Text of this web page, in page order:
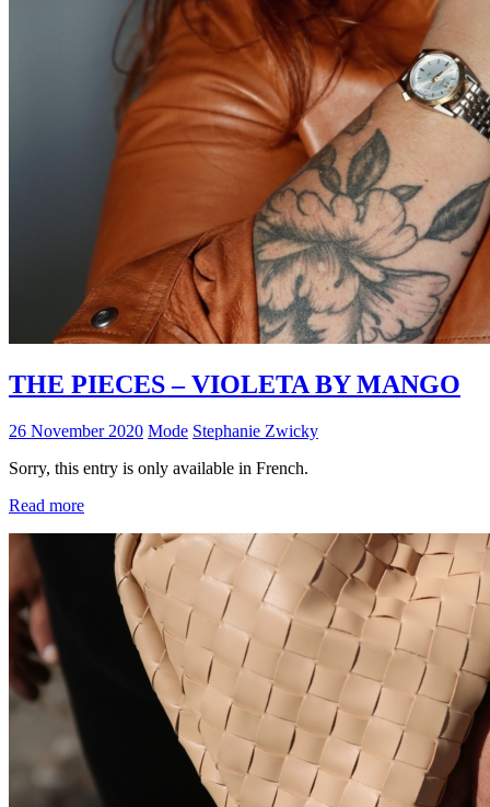
THE PIECES – VIOLETA BY MANGO
26 November 2020 Mode Stephanie Zwicky
Sorry, this entry is only available in French.
Read more